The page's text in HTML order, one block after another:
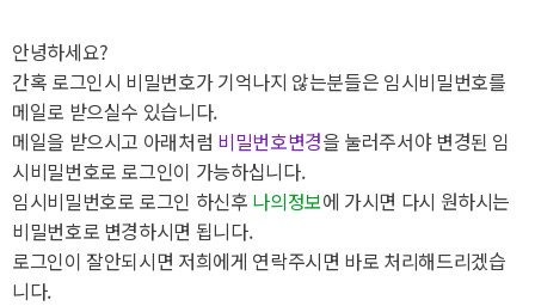
안녕하세요?
간혹 로그인시 비밀번호가 기억나지 않는분들은 임시비밀번호를
메일로 받으실수 있습니다.
메일을 받으시고 아래처럼 비밀번호변경을 눌러주서야 변경된 임
시비밀번호로 로그인이 가능하십니다.
임시비밀번호로 로그인 하신후 나의정보에 가시면 다시 원하시는
비밀번호로 변경하시면 됩니다.
로그인이 잘안되시면 저희에게 연락주시면 바로 처리해드리겠습
니다.